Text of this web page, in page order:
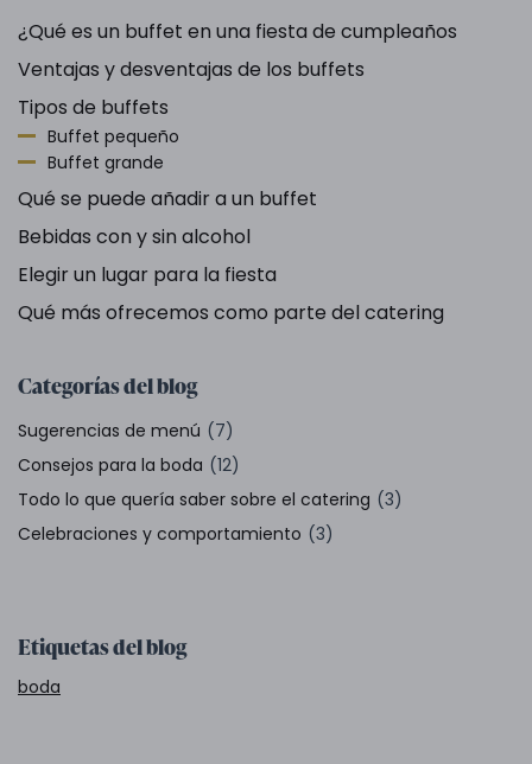
¿Qué es un buffet en una fiesta de cumpleaños
Ventajas y desventajas de los buffets
Tipos de buffets
Buffet pequeño
Buffet grande
Qué se puede añadir a un buffet
Bebidas con y sin alcohol
Elegir un lugar para la fiesta
Qué más ofrecemos como parte del catering
Categorías del blog
Sugerencias de menú (7)
Consejos para la boda (12)
Todo lo que quería saber sobre el catering (3)
Celebraciones y comportamiento (3)
Etiquetas del blog
boda